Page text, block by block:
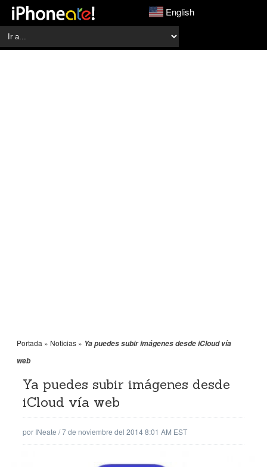
English
Portada » Noticias » Ya puedes subir imágenes desde iCloud vía
web
Ya puedes subir imágenes desde
iCloud vía web
por INeate /7 de noviembre del 2014 8:01 AM EST